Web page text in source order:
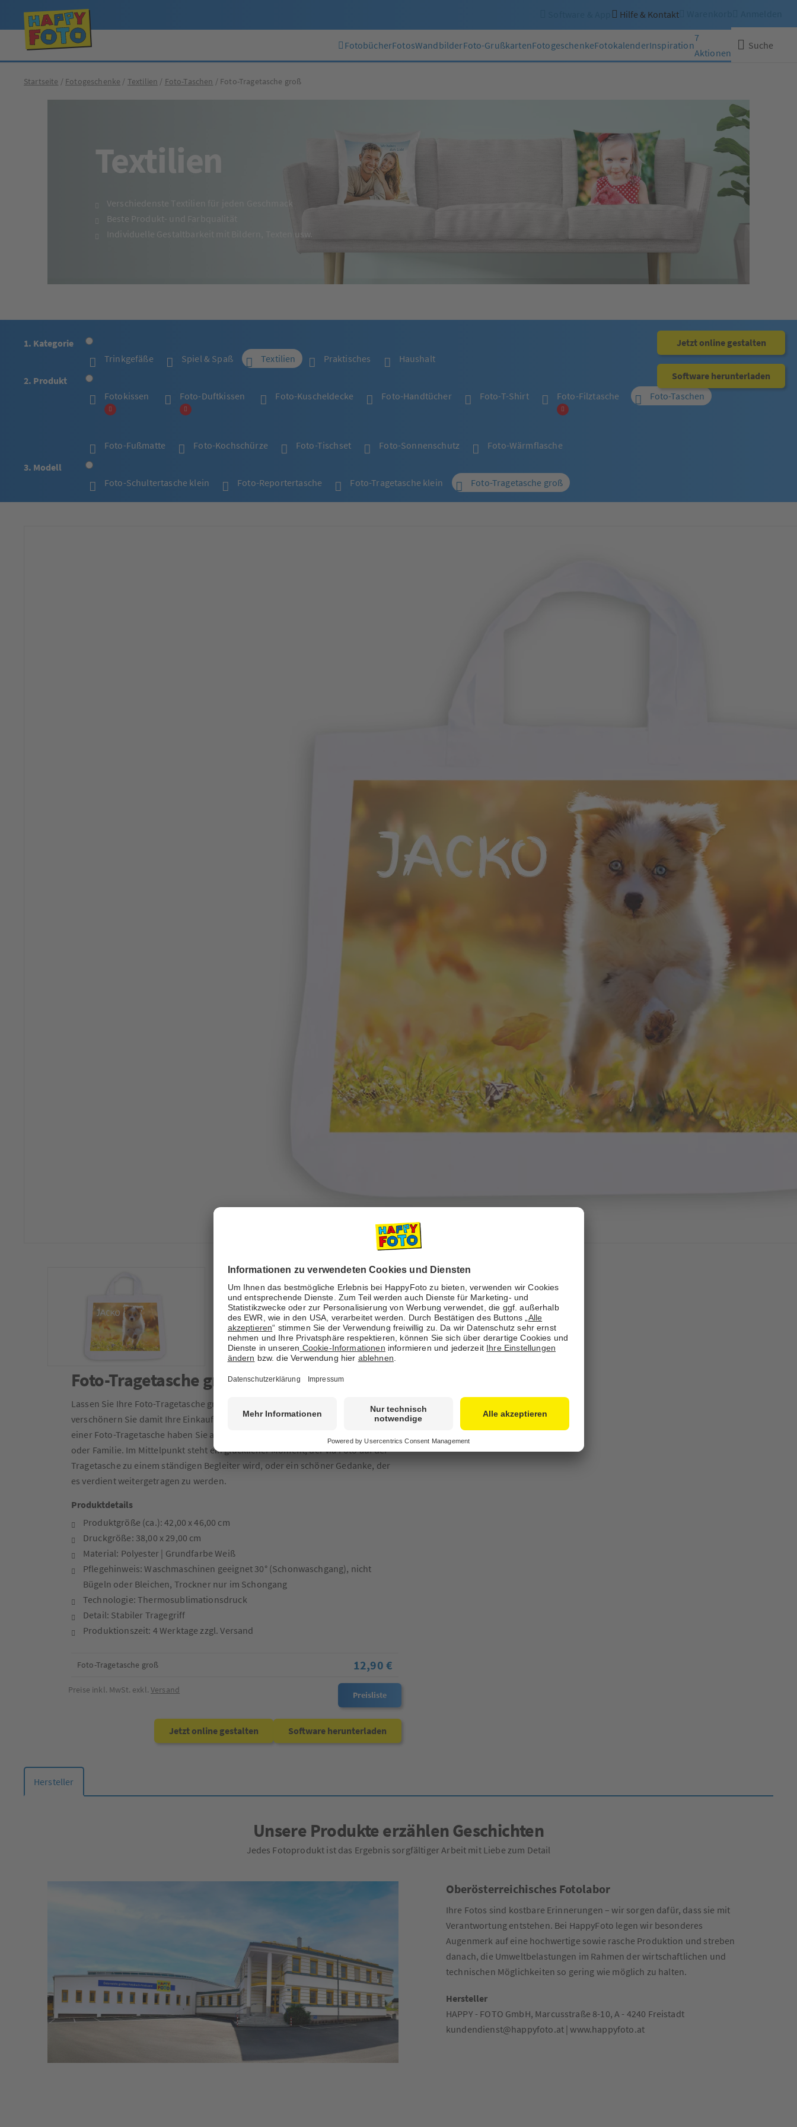
Hilfe & Kontakt
FotobücherFotosWandbilderFoto-GrußkartenFotogeschenkeFotokalenderInspiration
7
Aktionen
Suche
Startseite
Fotogeschenke Textilien Foto-Taschen Foto-Tragetasche groß
Textilien
Verschiedenste Textilien für jeden Geschmack
Beste Produkt- und Farbqualität
Individuelle Gestaltbarkeit mit Bildern, Texten usw.
1. Kategorie
Trinkgefäße
Spiel & Spaß Textilien Praktisches
Haushalt
2. Produkt
Fotokissen
Foto-Duftkissen Foto-Kuscheldecke Foto-Handtücher Foto-T-Shirt Foto-Filztasche Foto-Taschen
Foto-Fußmatte Foto-Kochschürze Foto-Tischset Foto-Sonnenschutz
Foto-Wärmflasche
3. Modell
Foto-Schultertasche klein
Foto-Reportertasche Foto-Tragetasche klein Foto-Tragetasche groß
Jetzt online gestalten
Software herunterladen
Foto-Tragetasche groß
Lassen Sie Ihre Foto-Tragetasche groß mit einem schönen Foto bedrucken und
verschönern Sie damit Ihre Einkaufserlebnisse immer wieder aufs Neue. Mit
einer Foto-Tragetasche haben Sie außerdem ein feines Geschenk für Freunde
oder Familie. Im Mittelpunkt steht ein glücklicher Moment, der via Foto auf der
Tragetasche zu einem ständigen Begleiter wird, oder ein schöner Gedanke, der
es verdient weitergetragen zu werden.
Produktdetails
Produktgröße (ca.): 42,00 x 46,00 cm
Druckgröße: 38,00 x 29,00 cm
Material: Polyester | Grundfarbe Weiß
Pflegehinweis: Waschmaschinen geeignet 30° (Schonwaschgang), nicht
Bügeln oder Bleichen, Trockner nur im Schongang
Technologie: Thermosublimationsdruck
Detail: Stabiler Tragegriff
Produktionszeit: 4 Werktage zzgl. Versand
Foto-Tragetasche groß 12,90 €
Preisliste
Preise inkl. MwSt. exkl.Versand
Jetzt online gestalten Software herunterladen
Hersteller
Unsere Produkte erzählen Geschichten
Jedes Fotoprodukt ist das Ergebnis sorgfältiger Arbeit mit Liebe zum Detail
Oberösterreichisches Fotolabor
Ihre Fotos sind kostbare Erinnerungen – wir sorgen dafür, dass sie mit
Verantwortung entstehen. Bei HappyFoto legen wir besonderes
Augenmerk auf eine hochwertige sowie rasche Produktion und streben
danach, die Umweltbelastungen im Rahmen der wirtschaftlichen und
technischen Möglichkeiten so gering wie möglich zu halten.
Hersteller
HAPPY - FOTO GmbH, Marcusstraße 8-10, A - 4240 Freistadt
kundendienst@happyfoto.at | www.happyfoto.at